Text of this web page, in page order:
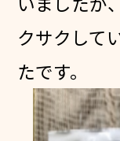
クサクして
たです。